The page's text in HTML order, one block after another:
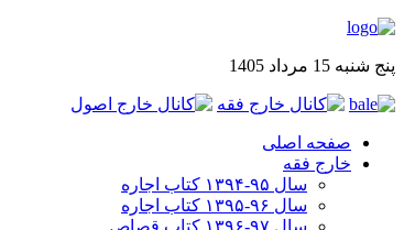
پنج شنبه 15 مرداد 1405
صفحه اصلی
خارج فقه
سال ۹۵-۱۳۹۴ کتاب اجاره
سال ۹۶-۱۳۹۵ کتاب اجاره
سال ۹۷-۱۳۹۶ کتاب قصاص